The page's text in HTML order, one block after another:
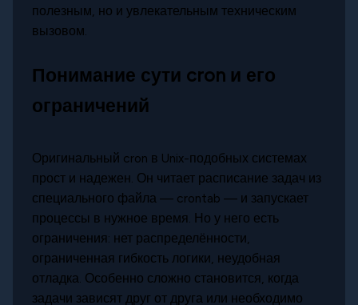
полезным, но и увлекательным техническим
вызовом.
Понимание сути cron и его
ограничений
Оригинальный cron в Unix-подобных системах
прост и надежен. Он читает расписание задач из
специального файла — crontab — и запускает
процессы в нужное время. Но у него есть
ограничения: нет распределённости,
ограниченная гибкость логики, неудобная
отладка. Особенно сложно становится, когда
задачи зависят друг от друга или необходимо